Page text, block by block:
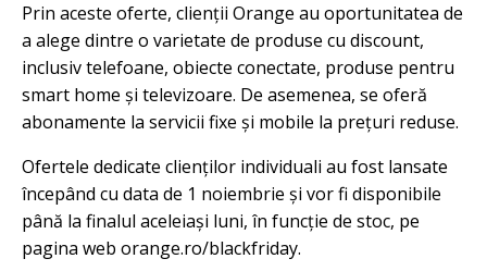
Prin aceste oferte, clienții Orange au oportunitatea de
a alege dintre o varietate de produse cu discount,
inclusiv telefoane, obiecte conectate, produse pentru
smart home și televizoare. De asemenea, se oferă
abonamente la servicii fixe și mobile la prețuri reduse.
Ofertele dedicate clienților individuali au fost lansate
începând cu data de 1 noiembrie și vor fi disponibile
până la finalul aceleiași luni, în funcție de stoc, pe
pagina web orange.ro/blackfriday.